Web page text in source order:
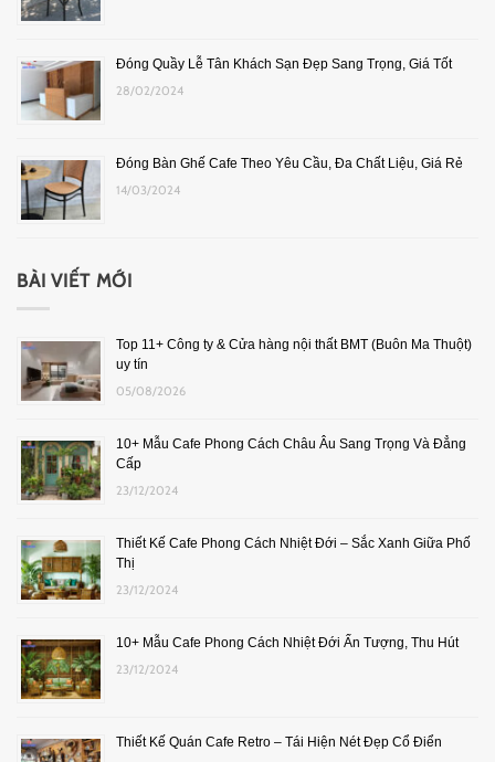
Đóng Quầy Lễ Tân Khách Sạn Đẹp Sang Trọng, Giá Tốt
28/02/2024
Đóng Bàn Ghế Cafe Theo Yêu Cầu, Đa Chất Liệu, Giá Rẻ
14/03/2024
BÀI VIẾT MỚI
Top 11+ Công ty & Cửa hàng nội thất BMT (Buôn Ma Thuột)
uy tín
05/08/2026
10+ Mẫu Cafe Phong Cách Châu Âu Sang Trọng Và Đẳng
Cấp
23/12/2024
Thiết Kế Cafe Phong Cách Nhiệt Đới – Sắc Xanh Giữa Phố
Thị
23/12/2024
10+ Mẫu Cafe Phong Cách Nhiệt Đới Ấn Tượng, Thu Hút
23/12/2024
Thiết Kế Quán Cafe Retro – Tái Hiện Nét Đẹp Cổ Điển